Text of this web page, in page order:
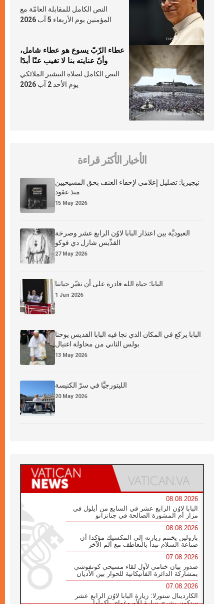
النص الكامل للمقابلة العامّة مع
المؤمنين يوم الأربعاء 5 آب 2026
عطاء الرّبّ يسوع هو عطاء شامل،
وأنّ عنايته بنا لا تغيب عنّا أبدًا
النص الكامل لصلاة التبشير الملائكي
يوم الأحد 2 آب 2026
الأخبار الأكثر قراءة
نيجيريا: تضليل إعلامي لإخفاء العنف بحق المسيحيين
منذ عقود
15 May 2026
العبوديَّة بين اعتذار البابا لاوُن الرابع عشر وصرخة
القدِّيس شارل دي فوكو
27 May 2026
البابا: حياة الله قادرة على أن تغيّر حياتنا
1 Jun 2026
البابا يركع في المكان الذي نجا فيه البابا القديس يوحنا
بولس الثاني من محاولة اغتيال
13 May 2026
الليتورجيَّا في سرّ الكنيسة
20 May 2026
08.08.2026
البابا لاوُن الرابع عشر في السابع من أيلول في
مزار أم المشورة الصالحة في جناتزانو
08.08.2026
بارولين يختتم زيارته إلى المكسيك مؤكدا أن
صناعة السلام تبدأ بالتعاطف مع ألم الآخر
07.08.2026
صدور بيان ختامي لأول لقاء مسيحي كونفوشي
بمشاركة الدائرة الفاتيكانية للحوار بين الأديان
07.08.2026
الكاردينال ستورلا: زيارة البابا لاوُن الرابع عشر